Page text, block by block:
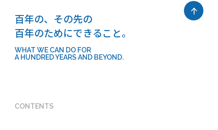
百年の、その先の
百年のためにできること。
WHAT WE CAN DO FOR
A HUNDRED YEARS AND BEYOND.
CONTENTS